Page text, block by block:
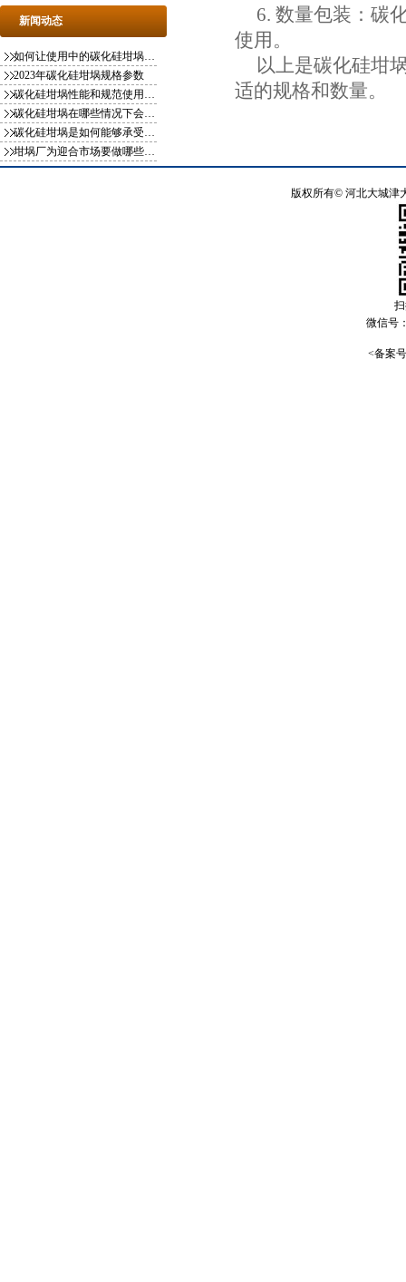
新闻动态
如何让使用中的碳化硅坩埚更稳定
2023年碳化硅坩埚规格参数
碳化硅坩埚性能和规范使用方式你知
碳化硅坩埚在哪些情况下会影响使用
碳化硅坩埚是如何能够承受一千多度
坩埚厂为迎合市场要做哪些变化
6. 数量包装：碳
使用。
以上是碳化硅坩
适的规格和数量。
版权所有© 河北大城津
微信号
<备案